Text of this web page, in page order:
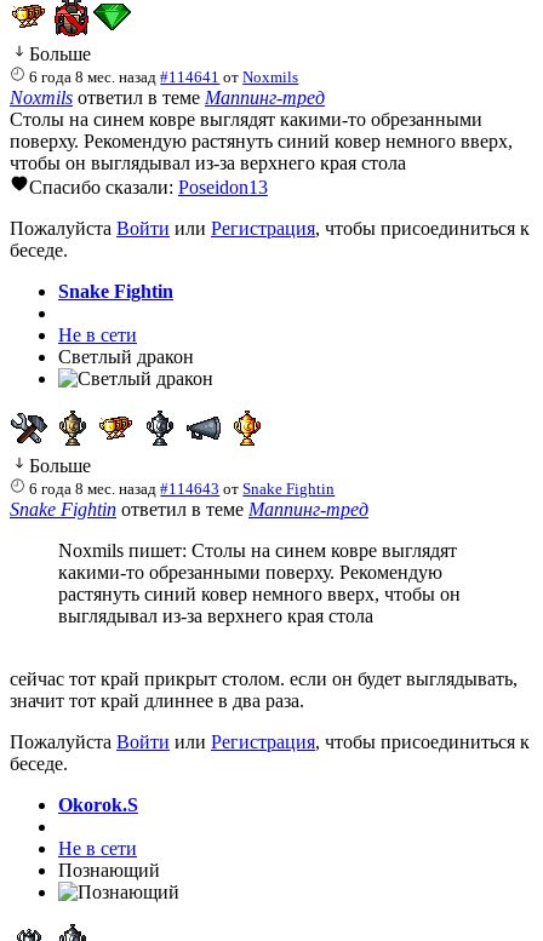
Больше
6 года 8 мес. назад #114641 отNoxmils
Noxmils ответил в теме Маппинг-тред
Столы на синем ковре выглядят какими-то обрезанными
поверху. Рекомендую растянуть синий ковер немного вверх,
чтобы он выглядывал из-за верхнего края стола
Спасибо сказали: Poseidon13
Пожалуйста Войти или Регистрация, чтобы присоединиться к
беседе.
Snake Fightin
Не в сети
Светлый дракон
Больше
6 года 8 мес. назад #114643 отSnake Fightin
Snake Fightin ответил в теме Маппинг-тред
Noxmils пишет: Столы на синем ковре выглядят
какими-то обрезанными поверху. Рекомендую
растянуть синий ковер немного вверх, чтобы он
выглядывал из-за верхнего края стола
сейчас тот край прикрыт столом. если он будет выглядывать,
значит тот край длиннее в два раза.
Пожалуйста Войти или Регистрация, чтобы присоединиться к
беседе.
Okorok.S
Не в сети
Познающий